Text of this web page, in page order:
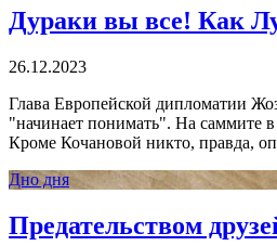
Дураки вы все! Как
26.12.2023
Глава Европейской дипломатии
"начинает понимать". На саммите
Кроме Кочановой никто, правда,
Дно дня
Предательством